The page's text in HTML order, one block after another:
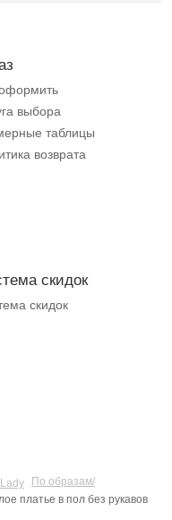
выбора
таблицы
возврата
скидок
скидок
По образам/
платье в пол без рукавов